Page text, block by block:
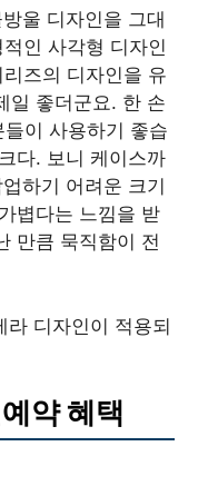
울 디자인을 그대
인 사각형 디자인
즈의 디자인을 유
일 좋더군요. 한 손
이 사용하기 좋습
다. 보니 케이스까
하기 어려운 크기
볍다는 느낌을 받
만큼 묵직함이 전
디자인이 적용되
약 혜택